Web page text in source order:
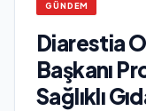
GÜNDEM
Diarestia
Başkanı
Sağlıklı